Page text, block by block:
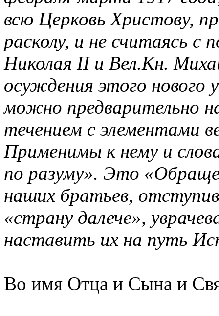
всю Церковь Христову,
расколу, и не считаясь с
Николая II и Вел.Кн.
осуждения этого нового
можно предварительно
течением с элементами
Применимы к нему и
по разуму». Это
наших братьев,
«страну далече»,
наставить их на путь
Во имя Отца и Сына и